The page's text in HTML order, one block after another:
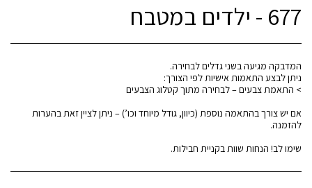
677 - ילדים במטבח
אם יש צורך בהתאמה נוספת (כיוון, גודל מיוחד וכו’) – ניתן לציין זאת בהערות
שימו לב! הנחות שוות בקניית חבילות.